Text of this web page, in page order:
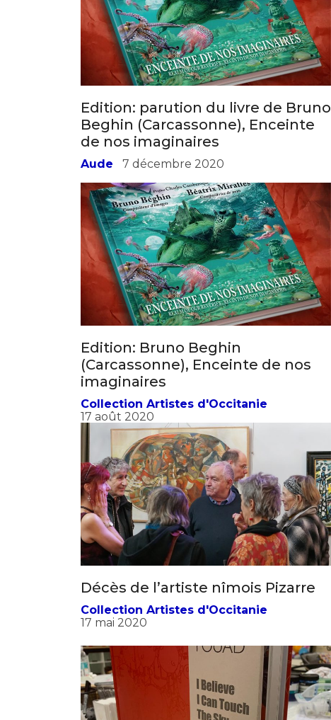
Edition: parution du livre de Bruno
Beghin (Carcassonne), Enceinte
de nos imaginaires
Aude 7 décembre 2020
Edition: Bruno Beghin
(Carcassonne), Enceinte de nos
imaginaires
Collection Artistes d'Occitanie
17 août 2020
Décès de l’artiste nîmois Pizarre
Collection Artistes d'Occitanie
17 mai 2020